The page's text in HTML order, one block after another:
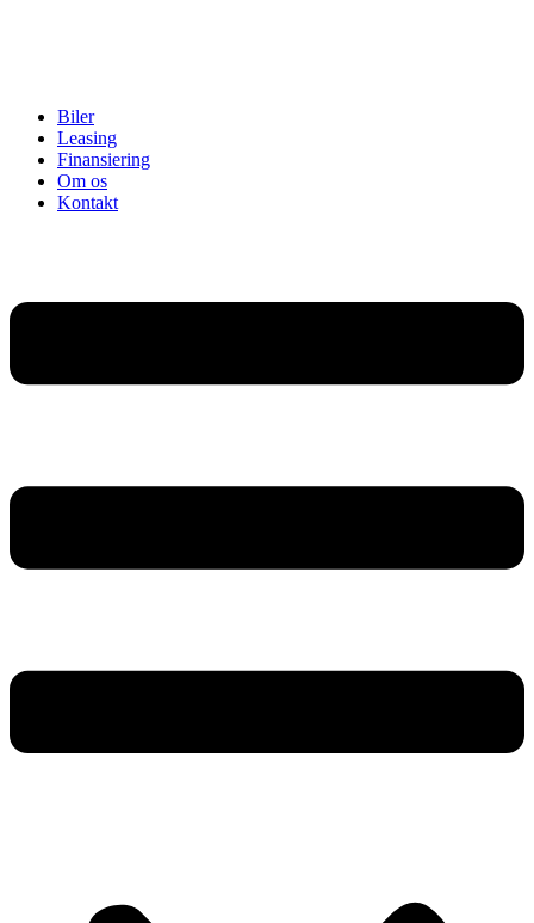
Biler
Leasing
Finansiering
Om os
Kontakt